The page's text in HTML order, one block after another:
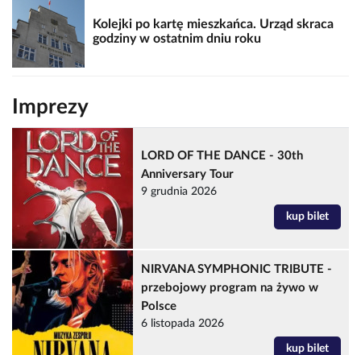
Kolejki po kartę mieszkańca. Urząd skraca
godziny w ostatnim dniu roku
Imprezy
LORD OF THE DANCE - 30th
Anniversary Tour
9 grudnia 2026
kup bilet
NIRVANA SYMPHONIC TRIBUTE -
przebojowy program na żywo w
Polsce
6 listopada 2026
kup bilet